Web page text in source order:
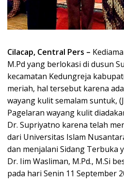
Cilacap, Central Pers –
M.Pd yang berlokasi di dusun
kecamatan Kedungreja
meriah, hal tersebut karena
wayang kulit semalam suntuk,
Pagelaran wayang kulit
Dr. Supriyatno karena telah
dari Universitas Islam
dan menjalani Sidang Terbuka
Dr. Iim Wasliman, M.Pd., M.Si
pada hari Senin 11 September